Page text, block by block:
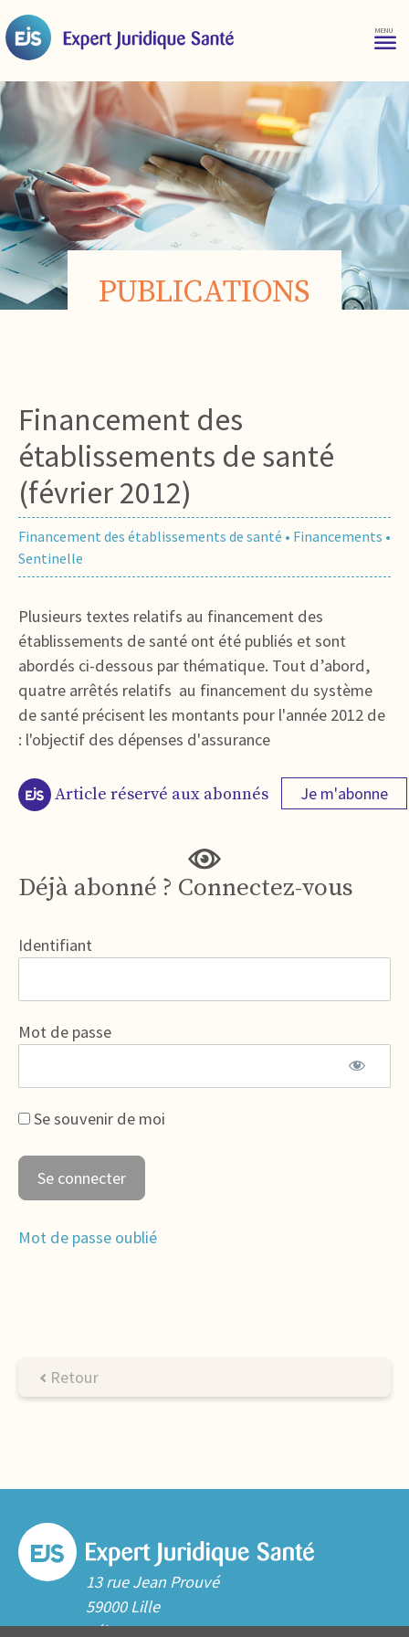
PUBLICATIONS
Financement des
établissements de santé
(février 2012)
Financement des établissements de santé • Financements •
Sentinelle
Plusieurs textes relatifs au financement des
établissements de santé ont été publiés et sont
abordés ci-dessous par thématique. Tout d’abord,
quatre arrêtés relatifs au financement du système
de santé précisent les montants pour l'année 2012 de
: l'objectif des dépenses d'assurance
Article réservé aux abonnés Je m'abonne
Déjà abonné ? Connectez-vous
Identifiant
Mot de passe
Se souvenir de moi
Mot de passe oublié
Retour
13 rue Jean Prouvé
59000 Lille
Tél. 03 20 06 70 10